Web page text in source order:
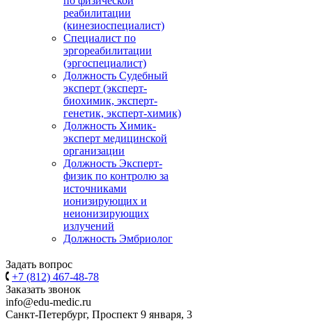
реабилитации
(кинезиоспециалист)
Специалист по
эргореабилитации
(эргоспециалист)
Должность Судебный
эксперт (эксперт-
биохимик, эксперт-
генетик, эксперт-химик)
Должность Химик-
эксперт медицинской
организации
Должность Эксперт-
физик по контролю за
источниками
ионизирующих и
неионизирующих
излучений
Должность Эмбриолог
Задать вопрос
+7 (812) 467-48-78
Заказать звонок
info@edu-medic.ru
Санкт-Петербург, Проспект 9 января, 3